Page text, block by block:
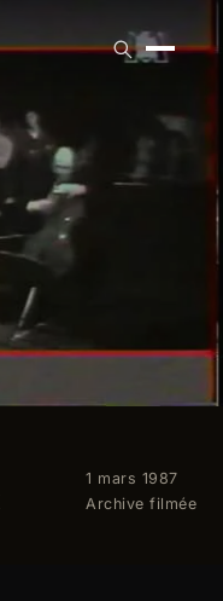
1 mars 1987
Archive filmée